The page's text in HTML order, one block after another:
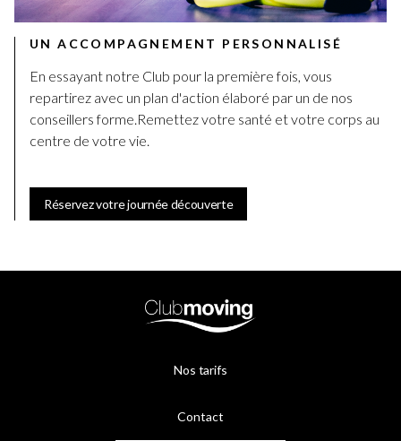
UN ACCOMPAGNEMENT PERSONNALISÉ
En essayant notre Club pour la première fois, vous
repartirez avec un plan d'action élaboré par un de nos
conseillers forme.Remettez votre santé et votre corps au
centre de votre vie.
Réservez votre journée découverte
Nos tarifs
Contact